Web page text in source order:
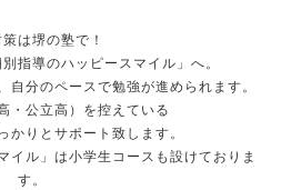
は堺の塾で！
指導のハッピースマイル」へ。
自分のペースで勉強が進められます。
・公立高）を控えている
かりとサポート致します。
イル」は小学生コースも設けておりま
す。